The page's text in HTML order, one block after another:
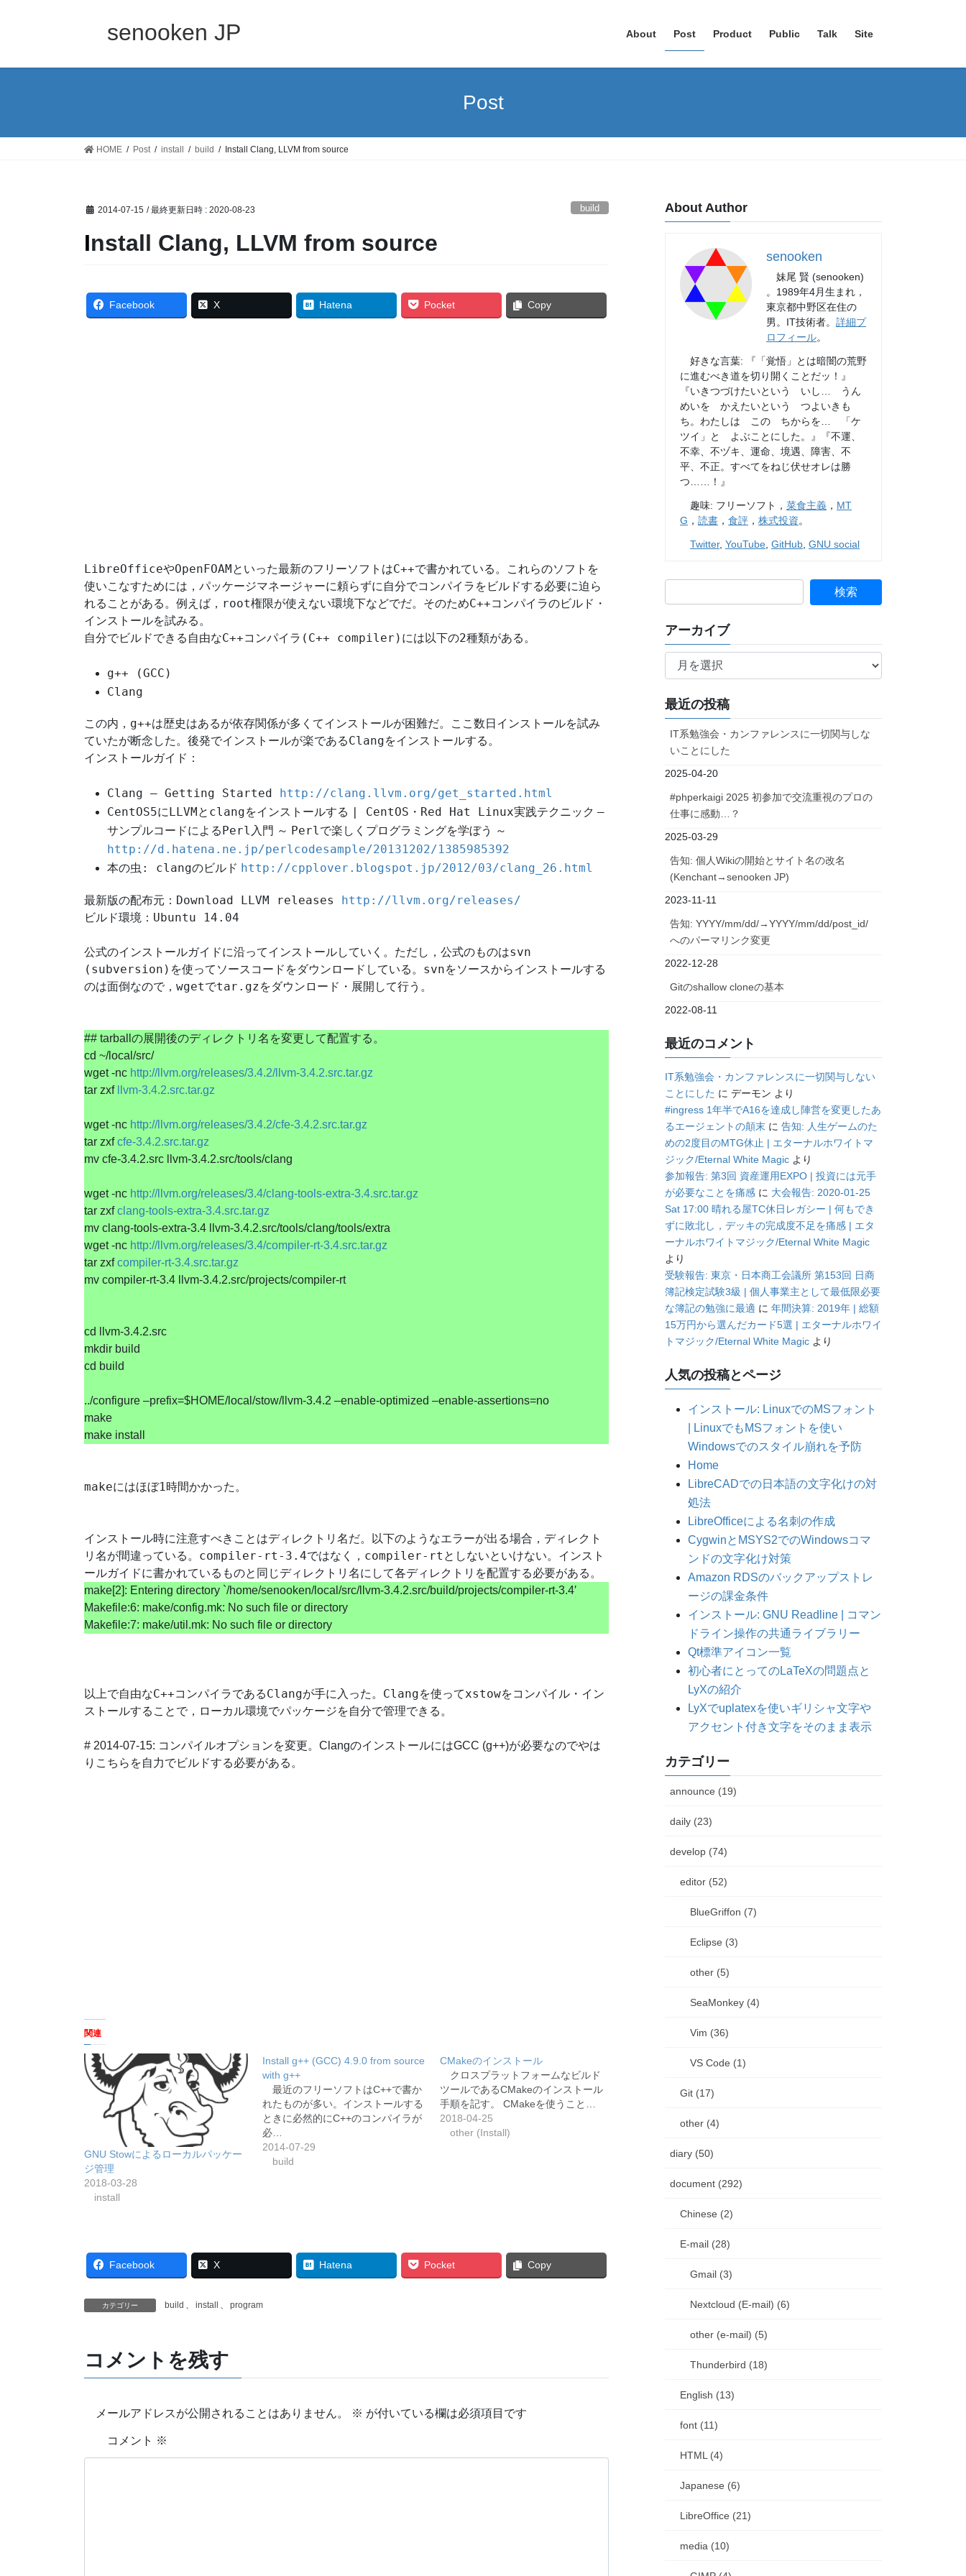
senooken JP About Post Product Public Talk Site
Post
HOME Post install build Install Clang, LLVM from source
2014-07-15 / 最終更新日時 : 2020-08-23 build
Install Clang, LLVM from source
Facebook X Hatena Pocket Copy
LibreOfficeやOpenFOAM といった最新のフリーソフトはC++で書かれている。これらのソフトを
使いこなすためには，パッケージマネージャーに頼らずに自分でコンパイラをビルドする必要に迫ら
れることがある。例えば， root権限が使えない環境下などでだ。そのためC++コンパイラのビルド・
インストールを試みる。
自分でビルドできる自由なC++コンパイラ (C++ compiler) には以下の2種類がある。
g++ (GCC)
Clang
この内， g++は歴史はあるが依存関係が多くてインストールが困難だ。ここ数日インストールを試み
ていたが断念した。後発でインストールが楽であるClangをインストールする。
インストールガイド：
Clang – Getting Started
http://clang.llvm.org/get_started.html
CentOS5に LLVM と clangをインストールする | CentOS ・ Red Hat Linux実践テクニック –
サンプルコードによる Perl 入門 ～ Perlで楽しくプログラミングを学ぼう ～
http://d.hatena.ne.jp/perlcodesample/20131202/1385985392
本の虫 : clangのビルド http://cpplover.blogspot.jp/2012/03/clang_26.html
最新版の配布元： Download LLVM releases http://llvm.org/releases/
ビルド環境： Ubuntu 14.04
公式のインストールガイドに沿ってインストールしていく。ただし，公式のものはsvn
(subversion) を使ってソースコードをダウンロードしている。 svnをソースからインストールする
のは面倒なので， wgetでtar.gzをダウンロード・展開して行う。
## tarball の展開後のディレクトリ名を変更して配置する。
cd ~/local/src/
wget -nc http://llvm.org/releases/3.4.2/llvm-3.4.2.src.tar.gz
tar zxf
llvm-3.4.2.src.tar.gz
wget -nc http://llvm.org/releases/3.4.2/cfe-3.4.2.src.tar.gz
tar zxfcfe-3.4.2.src.tar.gz
mv cfe-3.4.2.src llvm-3.4.2.src/tools/clang
wget -nc http://llvm.org/releases/3.4/clang-tools-extra-3.4.src.tar.gz
tar zxfclang-tools-extra-3.4.src.tar.gz
mv clang-tools-extra-3.4 llvm-3.4.2.src/tools/clang/tools/extra
wget -nc http://llvm.org/releases/3.4/compiler-rt-3.4.src.tar.gz
tar zxfcompiler-rt-3.4.src.tar.gz
mv compiler-rt-3.4 llvm-3.4.2.src/projects/compiler-rt
cd llvm-3.4.2.src
mkdir build
cd build
../configure –prefix=$HOME/local/stow/llvm-3.4.2 –enable-optimized –enable-assertions=no
make
make install
makeにはほぼ1 時間かかった。
インストール時に注意すべきことはディレクトリ名だ。以下のようなエラーが出る場合，ディレクト
リ名が間違っている。 compiler-rt-3.4ではなく， compiler-rt としないといけない。インスト
ールガイドに書かれているものと同じディレクトリ名にして各ディレクトリを配置する必要がある。
make[2]: Entering directory `/home/senooken/local/src/llvm-3.4.2.src/build/projects/compiler-rt-3.4′
Makefile:6: make/config.mk: No such file or directory
Makefile:7: make/util.mk: No such file or directory
以上で自由なC++コンパイラであるClangが手に入った。 Clangを使ってxstowをコンパイル・イン
ストールすることで，ローカル環境でパッケージを自分で管理できる。
# 2014-07-15: コンパイルオプションを変更。ClangのインストールにはGCC (g++)が必要なのでやは
りこちらを自力でビルドする必要がある。
関連
GNU Stowによるローカルパッケー
ジ管理
2018-03-28
install
Install g++ (GCC) 4.9.0 from source
with g++
最近のフリーソフトはC++で書か
れたものが多い。インストールする
ときに必然的にC++のコンパイラが
必…
2014-07-29
build
CMakeのインストール
クロスプラットフォームなビルド
ツールであるCMakeのインストール
手順を記す。 CMakeを使うこと…
2018-04-25
other (Install)
Facebook X Hatena Pocket Copy
カテゴリー build 、 install 、 program
コメントを残す
メールアドレスが公開されることはありません。 ※ が付いている欄は必須項目です
コメント ※
About Author
senooken
妹尾 賢 (senooken)
。1989年4月生まれ，
東京都中野区在住の
男。IT技術者。詳細プ
ロフィール。
好きな言葉: 『「覚悟」とは暗闇の荒野
に進むべき道を切り開くことだッ！』
『いきつづけたいという いし… うん
めいを かえたいという つよいきも
ち。わたしは この ちからを… 「ケ
ツイ」と よぶことにした。』『不運、
不幸、不ヅキ、運命、境遇、障害、不
平、不正。すべてをねじ伏せオレは勝
つ……！』
趣味: フリーソフト，菜食主義 ， MT
G ，読書 ，食評 ，株式投資。
Twitter,YouTube ,GitHub ,GNU social
アーカイブ
ア
イ
ブ
最近の投稿
IT系勉強会・カンファレンスに一切関与しな
いことにした
2025-04-20
#phperkaigi 2025 初参加で交流重視のプロの
仕事に感動…？
2025-03-29
告知: 個人Wikiの開始とサイト名の改名
(Kenchant→senooken JP)
2023-11-11
告知: YYYY/mm/dd/→YYYY/mm/dd/post_id/
へのパーマリンク変更
2022-12-28
Gitのshallow cloneの基本
2022-08-11
最近のコメント
IT系勉強会・カンファレンスに一切関与しない
ことにした にデーモン より
#ingress 1年半でA16を達成し陣営を変更したあ
るエージェントの顛末 に告知: 人生ゲームのた
めの2度目のMTG休止 | エターナルホワイトマ
ジック/Eternal White Magic より
参加報告: 第3回 資産運用EXPO | 投資には元手
が必要なことを痛感 に 大会報告: 2020-01-25
Sat 17:00 晴れる屋TC休日レガシー | 何もでき
ずに敗北し，デッキの完成度不足を痛感 | エタ
ーナルホワイトマジック/Eternal White Magic
より
受験報告: 東京・日本商工会議所 第153回 日商
簿記検定試験3級 | 個人事業主として最低限必要
な簿記の勉強に最適 に年間決算: 2019年 | 総額
15万円から選んだカード5選 | エターナルホワイ
トマジック/Eternal White Magic より
人気の投稿とページ
インストール: LinuxでのMSフォント
| LinuxでもMSフォントを使い
Windowsでのスタイル崩れを予防
Home
LibreCADでの日本語の文字化けの対
処法
LibreOfficeによる名刺の作成
CygwinとMSYS2でのWindowsコマ
ンドの文字化け対策
Amazon RDSのバックアップストレ
ージの課金条件
インストール: GNU Readline | コマン
ドライン操作の共通ライブラリー
Qt標準アイコン一覧
初心者にとってのLaTeXの問題点と
LyXの紹介
LyXでuplatexを使いギリシャ文字や
アクセント付き文字をそのまま表示
カテゴリー
announce (19)
daily (23)
develop (74)
editor (52)
BlueGriffon (7)
Eclipse (3)
other (5)
SeaMonkey (4)
Vim (36)
VS Code (1)
Git (17)
other (4)
diary (50)
document (292)
Chinese (2)
E-mail (28)
Gmail (3)
Nextcloud (E-mail) (6)
other (e-mail) (5)
Thunderbird (18)
English (13)
font (11)
HTML (4)
Japanese (6)
LibreOffice (21)
media (10)